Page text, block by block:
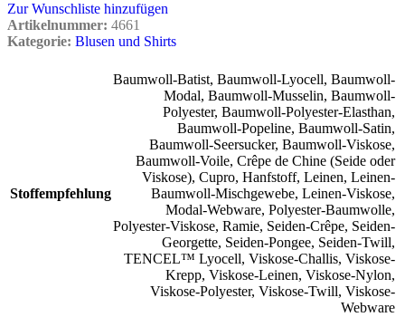
Zur Wunschliste hinzufügen
Artikelnummer: 4661
Kategorie: Blusen und Shirts
Stoffempfehlung
Baumwoll-Batist, Baumwoll-Lyocell, Baumwoll-
Modal, Baumwoll-Musselin, Baumwoll-
Polyester, Baumwoll-Polyester-Elasthan,
Baumwoll-Popeline, Baumwoll-Satin,
Baumwoll-Seersucker, Baumwoll-Viskose,
Baumwoll-Voile, Crêpe de Chine (Seide oder
Viskose), Cupro, Hanfstoff, Leinen, Leinen-
Baumwoll-Mischgewebe, Leinen-Viskose,
Modal-Webware, Polyester-Baumwolle,
Polyester-Viskose, Ramie, Seiden-Crêpe, Seiden-
Georgette, Seiden-Pongee, Seiden-Twill,
TENCEL™ Lyocell, Viskose-Challis, Viskose-
Krepp, Viskose-Leinen, Viskose-Nylon,
Viskose-Polyester, Viskose-Twill, Viskose-
Webware